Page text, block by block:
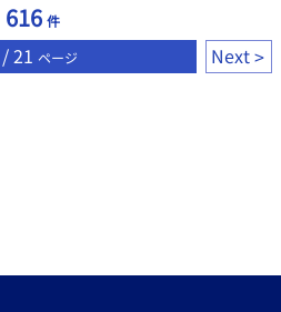
ませんが、「初夜」という単語が
616 件
21 ページ Next